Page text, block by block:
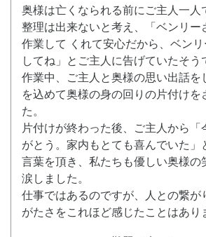
奥様は亡くなられる前にご主人一人
整理は出来ないと考え、「ベンリー
作業して くれて安心だから、ベン
してね」とご主人に告げていたそう
作業中、ご主人と奥様の思い出話を
を込めて奥様の身の回りの片付けを
た。
片付けが終わった後、ご主人から「
がとう。家内もとても喜んでいた」
言葉を頂き、私たちも優しい奥様の
涙しました。
仕事ではあるのですが、人との繋が
がたさをこれほど感じたことはあり